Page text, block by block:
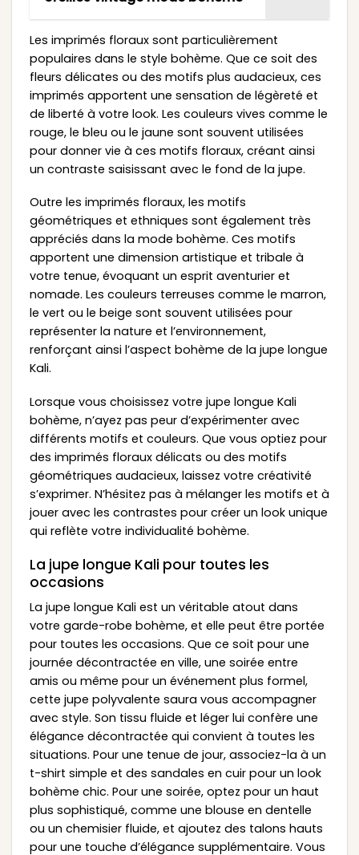
Les imprimés floraux sont particulièrement
populaires dans le style bohème. Que ce soit des
fleurs délicates ou des motifs plus audacieux, ces
imprimés apportent une sensation de légèreté et
de liberté à votre look. Les couleurs vives comme le
rouge, le bleu ou le jaune sont souvent utilisées
pour donner vie à ces motifs floraux, créant ainsi
un contraste saisissant avec le fond de la jupe.
Outre les imprimés floraux, les motifs
géométriques et ethniques sont également très
appréciés dans la mode bohème. Ces motifs
apportent une dimension artistique et tribale à
votre tenue, évoquant un esprit aventurier et
nomade. Les couleurs terreuses comme le marron,
le vert ou le beige sont souvent utilisées pour
représenter la nature et l’environnement,
renforçant ainsi l’aspect bohème de la jupe longue
Kali.
Lorsque vous choisissez votre jupe longue Kali
bohème, n’ayez pas peur d’expérimenter avec
différents motifs et couleurs. Que vous optiez pour
des imprimés floraux délicats ou des motifs
géométriques audacieux, laissez votre créativité
s’exprimer. N’hésitez pas à mélanger les motifs et à
jouer avec les contrastes pour créer un look unique
qui reflète votre individualité bohème.
La jupe longue Kali pour toutes les
occasions
La jupe longue Kali est un véritable atout dans
votre garde-robe bohème, et elle peut être portée
pour toutes les occasions. Que ce soit pour une
journée décontractée en ville, une soirée entre
amis ou même pour un événement plus formel,
cette jupe polyvalente saura vous accompagner
avec style. Son tissu fluide et léger lui confère une
élégance décontractée qui convient à toutes les
situations. Pour une tenue de jour, associez-la à un
t-shirt simple et des sandales en cuir pour un look
bohème chic. Pour une soirée, optez pour un haut
plus sophistiqué, comme une blouse en dentelle
ou un chemisier fluide, et ajoutez des talons hauts
pour une touche d’élégance supplémentaire. Vous